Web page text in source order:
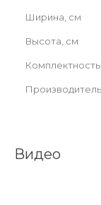
Ширина, см
Высота, см
Комплектность
Производитель
Видео